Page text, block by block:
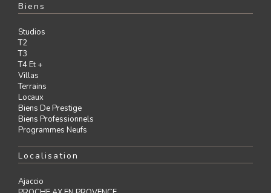
Biens
Studios
T2
T3
T4 Et +
Villas
Terrains
Locaux
Biens De Prestige
Biens Professionnels
Programmes Neufs
Localisation
Ajaccio